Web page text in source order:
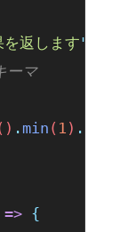
返します"
ーマ
. min ( 1 ) .
=> {